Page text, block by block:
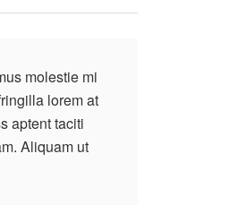
molestie mi
lorem at
aptent taciti
Aliquam ut